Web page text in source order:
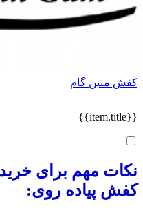
کفش متین گام
{{item.title}}
نکات مهم برای
کفش پیاده روی: